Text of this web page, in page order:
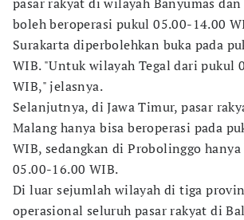
boleh beroperasi pukul 05.00-14.00
Surakarta diperbolehkan buka pada
WIB. "Untuk wilayah Tegal dari pukul
WIB," jelasnya.
Selanjutnya, di Jawa Timur, pasar
Malang hanya bisa beroperasi pada
WIB, sedangkan di Probolinggo
05.00-16.00 WIB.
Di luar sejumlah wilayah di tiga
operasional seluruh pasar rakyat di